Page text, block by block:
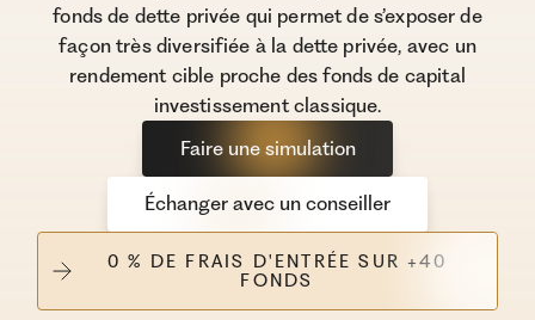
fonds de dette privée qui permet de s’exposer de
façon très diversifiée à la dette privée, avec un
rendement cible proche des fonds de capital
investissement classique.
Faire une simulation
Échanger avec un conseiller
0 % DE FRAIS D'ENTRÉE SUR +40
FONDS